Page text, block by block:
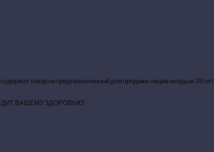
содержит товар не предназначенный для продажи лицам младше 18 лет
ВАШЕМУ ЗДОРОВЬЮ!